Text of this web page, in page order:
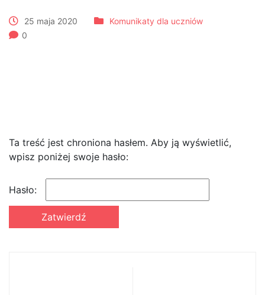
25 maja 2020
Komunikaty dla uczniów
0
Ta treść jest chroniona hasłem. Aby ją wyświetlić,
wpisz poniżej swoje hasło:
Hasło: